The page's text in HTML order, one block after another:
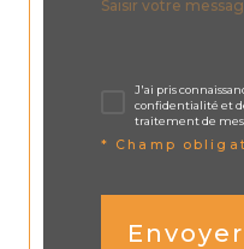
J'ai pris
confidentialité et
traitement de mes
* Champ
Envoyer